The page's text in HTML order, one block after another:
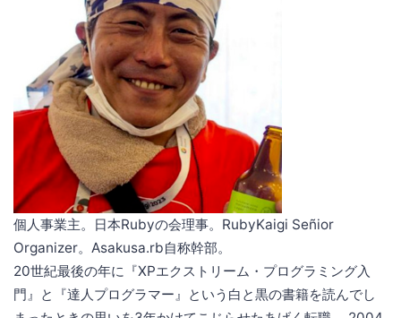
個人事業主。日本Rubyの会理事。RubyKaigi Señior
Organizer。Asakusa.rb自称幹部。
20世紀最後の年に『XPエクストリーム・プログラミング入
門』と『達人プログラマー』という白と黒の書籍を読んでし